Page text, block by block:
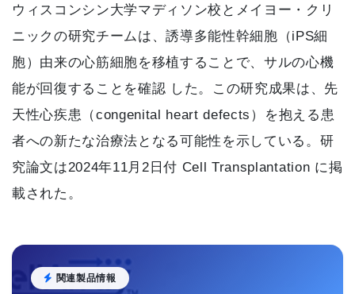
ウィスコンシン大学マディソン校とメイヨー・クリ
ニックの研究チームは、誘導多能性幹細胞（iPS細
胞）由来の心筋細胞を移植することで、サルの心機
能が回復することを確認 した。この研究成果は、先
天性心疾患（congenital heart defects）を抱える患
者への新たな治療法となる可能性を示している。研
究論文は2024年11月2日付 Cell Transplantation に掲
載された。
関連製品情報